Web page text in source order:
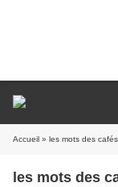
Accueil » les mots des
les mots des